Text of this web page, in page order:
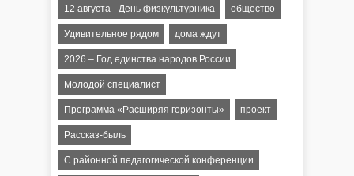
12 августа - День физкультурника общество
Удивительное рядом дома ждут
2026 – Год единства народов России
Молодой специалист
Программа «Расширяя горизонты» проект
Рассказ-быль
С районной педагогической конференции